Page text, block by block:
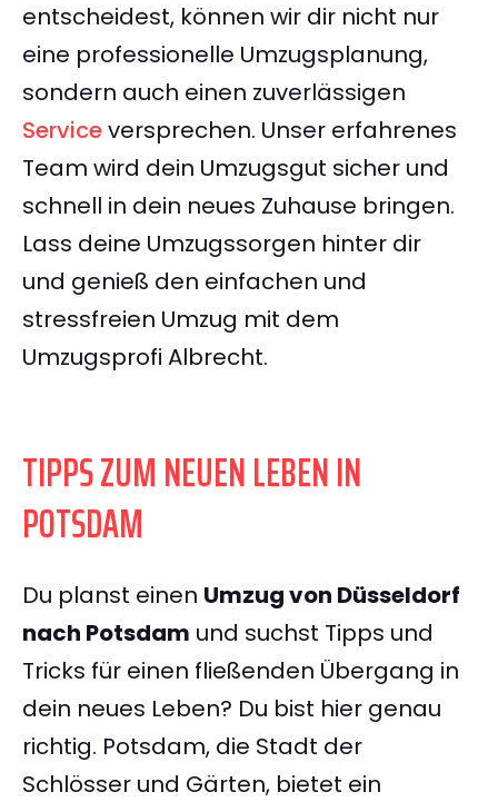
entscheidest, können wir dir nicht nur
eine professionelle Umzugsplanung,
sondern auch einen zuverlässigen
Serviceversprechen. Unser erfahrenes
Team wird dein Umzugsgut sicher und
schnell in dein neues Zuhause bringen.
Lass deine Umzugssorgen hinter dir
und genieß den einfachen und
stressfreien Umzug mit dem
Umzugsprofi Albrecht.
TIPPS ZUM NEUEN LEBEN IN
POTSDAM
Du planst einen Umzug von Düsseldorf
nach Potsdam und suchst Tipps und
Tricks für einen fließenden Übergang in
dein neues Leben? Du bist hier genau
richtig. Potsdam, die Stadt der
Schlösser und Gärten, bietet ein